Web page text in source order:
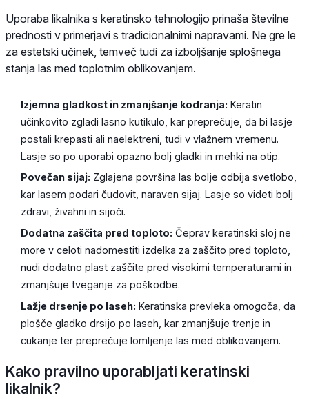
Uporaba likalnika s keratinsko tehnologijo prinaša številne
prednosti v primerjavi s tradicionalnimi napravami. Ne gre le
za estetski učinek, temveč tudi za izboljšanje splošnega
stanja las med toplotnim oblikovanjem.
Izjemna gladkost in zmanjšanje kodranja: Keratin
učinkovito zgladi lasno kutikulo, kar preprečuje, da bi lasje
postali krepasti ali naelektreni, tudi v vlažnem vremenu.
Lasje so po uporabi opazno bolj gladki in mehki na otip.
Povečan sijaj: Zglajena površina las bolje odbija svetlobo,
kar lasem podari čudovit, naraven sijaj. Lasje so videti bolj
zdravi, živahni in sijoči.
Dodatna zaščita pred toploto: Čeprav keratinski sloj ne
more v celoti nadomestiti izdelka za zaščito pred toploto,
nudi dodatno plast zaščite pred visokimi temperaturami in
zmanjšuje tveganje za poškodbe.
Lažje drsenje po laseh: Keratinska prevleka omogoča, da
plošče gladko drsijo po laseh, kar zmanjšuje trenje in
cukanje ter preprečuje lomljenje las med oblikovanjem.
Kako pravilno uporabljati keratinski
likalnik?